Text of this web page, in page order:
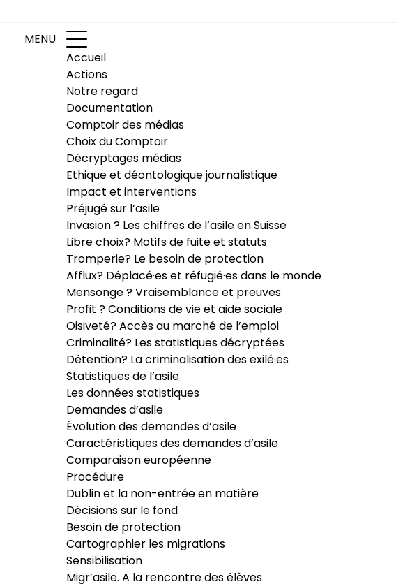
MENU
Accueil
Actions
Notre regard
Documentation
Comptoir des médias
Choix du Comptoir
Décryptages médias
Ethique et déontologique journalistique
Impact et interventions
Préjugé sur l’asile
Invasion ? Les chiffres de l’asile en Suisse
Libre choix? Motifs de fuite et statuts
Tromperie? Le besoin de protection
Afflux? Déplacé·es et réfugié·es dans le monde
Mensonge ? Vraisemblance et preuves
Profit ? Conditions de vie et aide sociale
Oisiveté? Accès au marché de l’emploi
Criminalité? Les statistiques décryptées
Détention? La criminalisation des exilé·es
Statistiques de l’asile
Les données statistiques
Demandes d’asile
Évolution des demandes d’asile
Caractéristiques des demandes d’asile
Comparaison européenne
Procédure
Dublin et la non-entrée en matière
Décisions sur le fond
Besoin de protection
Cartographier les migrations
Sensibilisation
Migr’asile. A la rencontre des élèves